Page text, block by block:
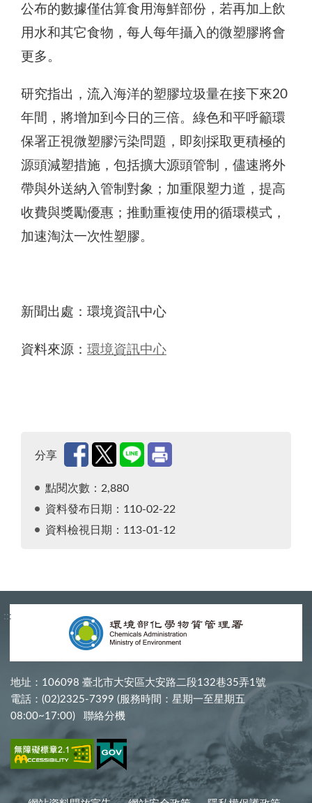
公布的數據僅估算食用海鮮部份，若再加上飲
用水和其它食物，每人每年攝入的微塑膠將會
更多。
研究指出，流入海洋的塑膠垃圾量在接下來20
年間，將增加到今日的三倍。綠色和平呼籲環
保署正視微塑膠污染問題，即刻採取更積極的
源頭減塑措施，包括擴大源頭管制，儘速將外
帶與外送納入管制對象；加重限塑力道，提高
收費與獎勵優惠；推動重複使用的循環模式，
加速淘汰一次性塑膠。
新聞出處：環境資訊中心
資料來源： 環境資訊中心
分享
點閱次數：2,880
資料發布日期：110-02-22
資料檢視日期：113-01-12
:::
地址：106098 臺北市大安區大安路二段132巷35弄1號
電話：(02)2325-7399 (服務時間：星期一至星期五
08:00~17:00) 聯絡分機